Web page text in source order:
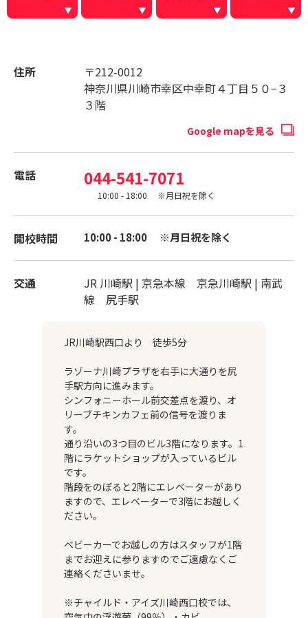
住所
〒212-0012
神奈川県川崎市幸区中幸町４丁目５０−３
３階
Google mapを見る
電話 044-541-7071
10:00 - 18:00 ※月日祝を除く
開校時間 10:00 - 18:00 ※月日祝を除く
交通
JR 川崎駅 | 京急本線 京急川崎駅 | 南武
線 尻手駅
JR川崎駅西口より 徒歩5分
ラゾーナ川崎プラザを右手に大通りを尻
手駅方向に進みます。
シンフォニーホール前交差点を渡り、オ
リーブチキンカフェ前の信号を渡りま
す。
通り沿いの3つ目のビル3階になります。1
階にラケットショップが入っているビル
です。
階段をのぼると2階にエレベーターがあり
ますので、エレベーターで3階にお越しく
ださい。
ベビーカーでお越しの方はスタッフが1階
までお迎えに参りますのでご遠慮なくご
連絡くださいませ。
※チャイルド・アイズ川崎西口校では、